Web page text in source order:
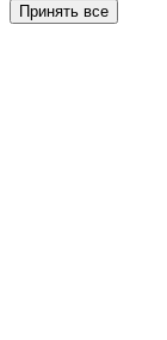
Принять все